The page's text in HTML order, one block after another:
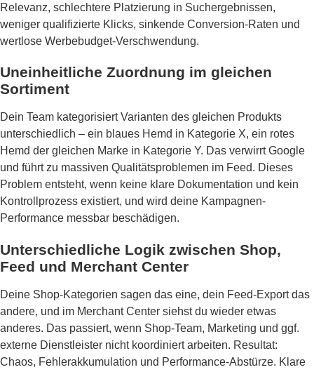
Relevanz, schlechtere Platzierung in Suchergebnissen,
weniger qualifizierte Klicks, sinkende Conversion-Raten und
wertlose Werbebudget-Verschwendung.
Uneinheitliche Zuordnung im gleichen
Sortiment
Dein Team kategorisiert Varianten des gleichen Produkts
unterschiedlich – ein blaues Hemd in Kategorie X, ein rotes
Hemd der gleichen Marke in Kategorie Y. Das verwirrt Google
und führt zu massiven Qualitätsproblemen im Feed. Dieses
Problem entsteht, wenn keine klare Dokumentation und kein
Kontrollprozess existiert, und wird deine Kampagnen-
Performance messbar beschädigen.
Unterschiedliche Logik zwischen Shop,
Feed und Merchant Center
Deine Shop-Kategorien sagen das eine, dein Feed-Export das
andere, und im Merchant Center siehst du wieder etwas
anderes. Das passiert, wenn Shop-Team, Marketing und ggf.
externe Dienstleister nicht koordiniert arbeiten. Resultat:
Chaos, Fehlerakkumulation und Performance-Abstürze. Klare